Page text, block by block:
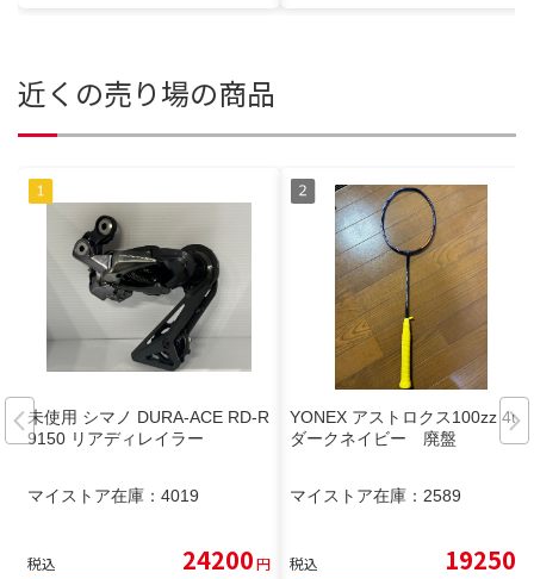
近くの売り場の商品
未使用 シマノ DURA-ACE RD-R
9150 リアディレイラー
マイストア在庫： 4019
税込 24200円
YONEX アストロクス100zz 4u5
ダークネイビー 廃盤
マイストア在庫： 2589
税込 19250